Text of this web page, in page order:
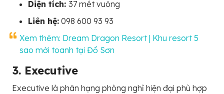
Diện tích: 37 mét vuông
Liên hệ: 098 600 93 93
Xem thêm: Dream Dragon Resort | Khu resort 5
sao mới toanh tại Đồ Sơn
3. Executive
Executive là phân hạng phòng nghỉ hiện đại phù hợp